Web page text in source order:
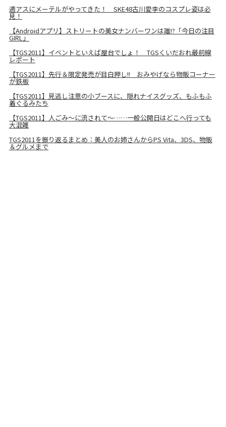
週アスにメーテルがやってきた！ SKE48古川愛李のコスプレ姿は必
見！
【Androidアプリ】ストリートの美女ナンバーワンは誰!?「今日の注目
GIRL」
【TGS2011】イベントといえば屋台でしょ！ TGSくいだおれ最前線
レポート
【TGS2011】先行＆限定発売が目白押し!! おみやげなら物販コーナー
が鉄板
【TGS2011】見逃し注意の小ブースに、隠れナイスグッズ、もふもふ
着ぐるみたち
【TGS2011】人ごみ～に流されて～……一般公開日はどこへ行っても
大混雑
TGS2011を振り返るまとめ：美人のお姉さんからPS Vita、3DS、物販
＆グルメまで